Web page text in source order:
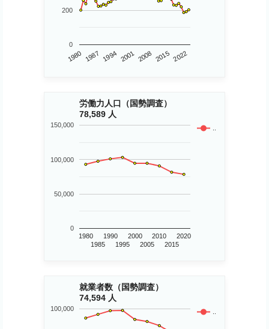
1980 1987 1994 2001 2008 2015 2022
0
200
労働力人口（国勢調査）
78,589 人
..
1980
1985
1990
1995
2000
2005
2010
2015
2020
0
50,000
100,000
150,000
就業者数（国勢調査）
74,594 人
..
100,000